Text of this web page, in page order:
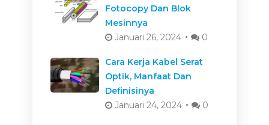
Fotocopy Dan Blok
Mesinnya
Januari 26, 2024
0
Cara Kerja Kabel Serat
Optik, Manfaat Dan
Definisinya
Januari 24, 2024
0